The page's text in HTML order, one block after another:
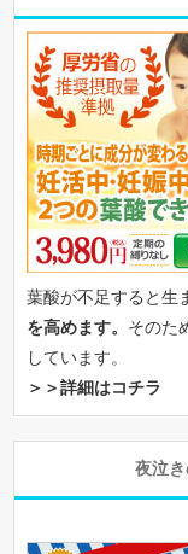
葉酸が不足すると生
を高めます。 そのた
しています。
＞＞詳細はコチラ
夜泣